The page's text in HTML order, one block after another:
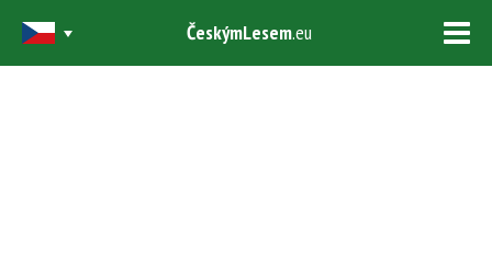
ČeskýmLesem.eu